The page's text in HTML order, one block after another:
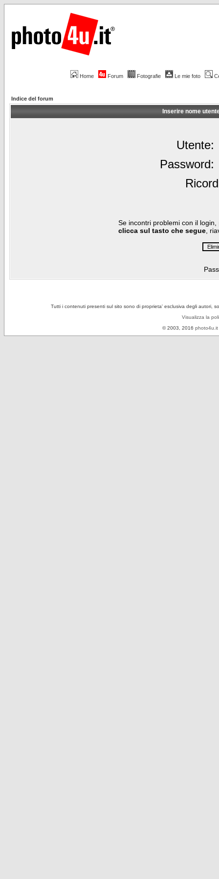
Home Forum Fotografie Le mie foto
Indice del forum
Inserire nome
Utente:
Password:
Se incontri problemi con il
clicca sul tasto che segue ,
Tutti i contenuti presenti sul sito sono di proprieta' esclusiva degli autori,
Visualizza la
© 2003, 2016 photo4u.it